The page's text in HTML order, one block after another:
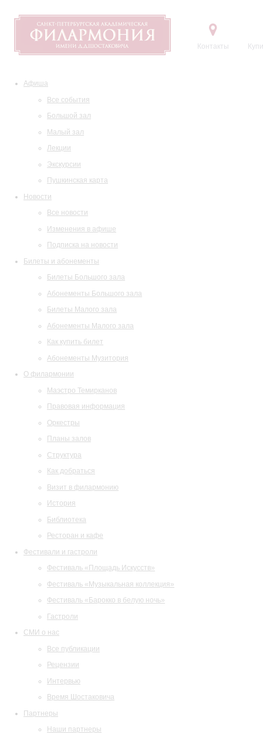
Контакты
Афиша
Все события
Большой зал
Малый зал
Лекции
Экскурсии
Пушкинская карта
Новости
Все новости
Изменения в афише
Подписка на новости
Билеты и абонементы
Билеты Большого зала
Абонементы Большого зала
Билеты Малого зала
Абонементы Малого зала
Как купить билет
Абонементы Музитория
О филармонии
Маэстро Темирканов
Правовая информация
Оркестры
Планы залов
Структура
Как добраться
Визит в филармонию
История
Библиотека
Ресторан и кафе
Фестивали и гастроли
Фестиваль «Площадь Искусств»
Фестиваль «Музыкальная коллекция»
Фестиваль «Барокко в белую ночь»
Гастроли
СМИ о нас
Все публикации
Рецензии
Интервью
Время Шостаковича
Партнеры
Наши партнеры